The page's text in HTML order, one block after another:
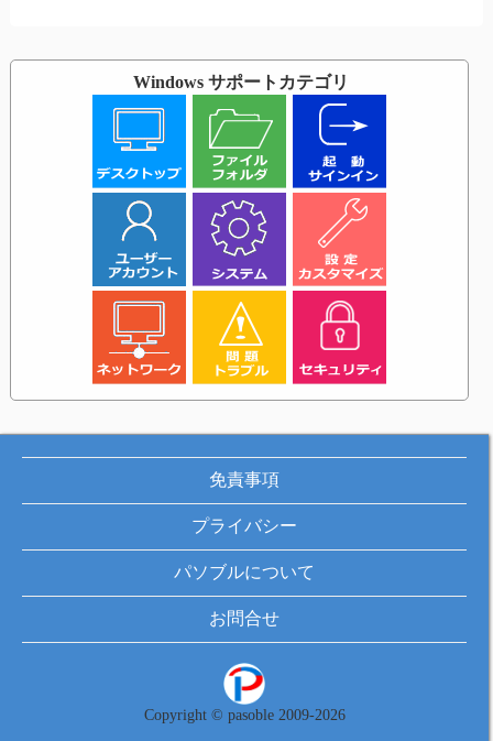
Windows サポートカテゴリ
免責事項
プライバシー
パソブルについて
お問合せ
Copyright © pasoble 2009-2026